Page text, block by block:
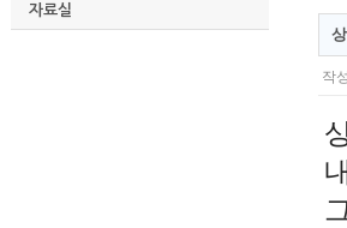
자료실
작